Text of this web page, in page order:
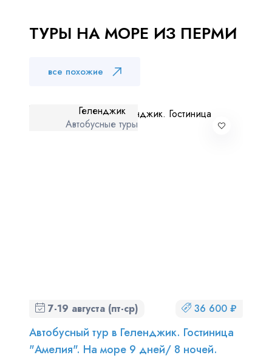
ТУРЫ НА МОРЕ ИЗ ПЕРМИ
все похожие
Геленджик
Автобусные туры
7-19 августа (пт-ср) 36 600 ₽
Автобусный тур в Геленджик. Гостиница
"Амелия". На море 9 дней/ 8 ночей.